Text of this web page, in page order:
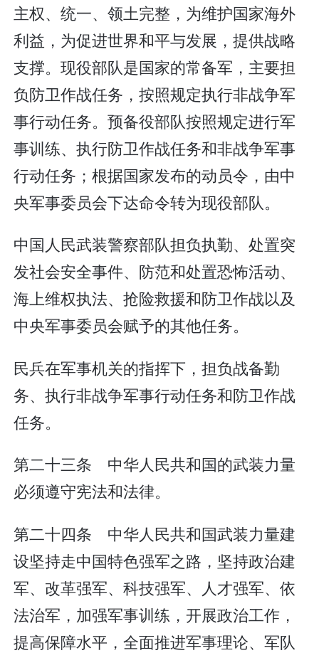
主权、统一、领土完整，为维护国家海外
利益，为促进世界和平与发展，提供战略
支撑。现役部队是国家的常备军，主要担
负防卫作战任务，按照规定执行非战争军
事行动任务。预备役部队按照规定进行军
事训练、执行防卫作战任务和非战争军事
行动任务；根据国家发布的动员令，由中
央军事委员会下达命令转为现役部队。
中国人民武装警察部队担负执勤、处置突
发社会安全事件、防范和处置恐怖活动、
海上维权执法、抢险救援和防卫作战以及
中央军事委员会赋予的其他任务。
民兵在军事机关的指挥下，担负战备勤
务、执行非战争军事行动任务和防卫作战
任务。
第二十三条 中华人民共和国的武装力量
必须遵守宪法和法律。
第二十四条 中华人民共和国武装力量建
设坚持走中国特色强军之路，坚持政治建
军、改革强军、科技强军、人才强军、依
法治军，加强军事训练，开展政治工作，
提高保障水平，全面推进军事理论、军队